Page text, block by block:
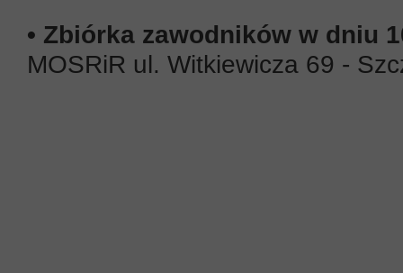
• Zbiórka zawodników w dniu
MOSRiR ul. Witkiewicza 69 -